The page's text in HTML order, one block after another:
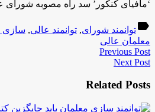
‘مافیای کنکور’ سد راه مصوبه شورای
labelتوانمند شورای, توانمند عالی, سازی
معلمان عالی
Previous Post
Next Post
Related Posts